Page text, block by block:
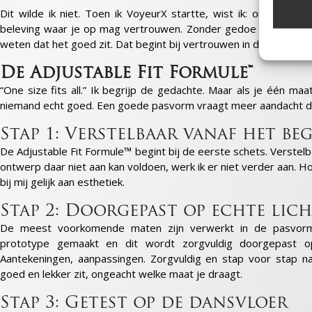
Zorg
en
Dit wilde ik niet. Toen ik VoyeurX startte, wist ik: online
beleving waar je op mag vertrouwen. Zonder gedoe en
weten dat het goed zit. Dat begint bij vertrouwen in de pasvorm.
De Adjustable Fit Formule™
“One size fits all.” Ik begrijp de gedachte. Maar als je één
niemand echt goed. Een goede pasvorm vraagt meer aandacht
Stap 1: Verstelbaar vanaf het
De Adjustable Fit Formule™ begint bij de eerste schets.
ontwerp daar niet aan kan voldoen, werk ik er niet verder aan.
bij mij gelijk aan esthetiek.
Stap 2: Doorgepast op echte
De meest voorkomende maten zijn verwerkt in de
prototype gemaakt en dit wordt zorgvuldig doorgepast
Aantekeningen, aanpassingen. Zorgvuldig en stap voor stap
goed en lekker zit, ongeacht welke maat je draagt.
Stap 3: Getest op de dansvloer